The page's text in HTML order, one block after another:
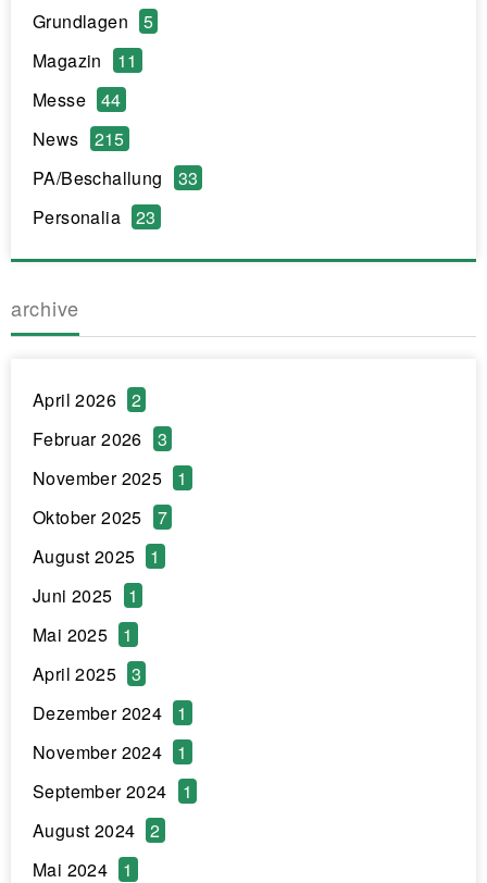
Grundlagen
5
Magazin
11
Messe
44
News
215
PA/Beschallung
33
Personalia
23
archive
April 2026
2
Februar 2026
3
November 2025
1
Oktober 2025
7
August 2025
1
Juni 2025
1
Mai 2025
1
April 2025
3
Dezember 2024
1
November 2024
1
September 2024
1
August 2024
2
Mai 2024
1